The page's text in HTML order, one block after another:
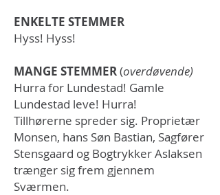
ENKELTE STEMMER
Hyss! Hyss!
MANGE STEMMER(overdøvende)
Hurra for Lundestad! Gamle
Lundestad leve! Hurra!
Tillhørerne spreder sig. Proprietær
Monsen, hans Søn Bastian, Sagfører
Stensgaard og Bogtrykker Aslaksen
trænger sig frem gjennem
Sværmen.